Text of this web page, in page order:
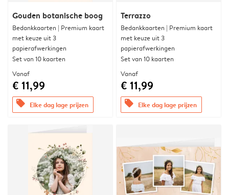
Gouden botanische boog
Bedankkaarten | Premium kaart
met keuze uit 3
papierafwerkingen
Set van 10 kaarten
Vanaf
€ 11,99
offers Elke dag lage prijzen
Terrazzo
Bedankkaarten | Premium kaart
met keuze uit 3
papierafwerkingen
Set van 10 kaarten
Vanaf
€ 11,99
offers Elke dag lage prijzen